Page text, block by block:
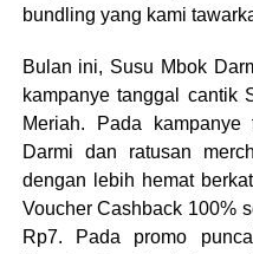
bundling yang kami
Bulan ini, Susu Mbok
kampanye tanggal cantik
Meriah. Pada
Darmi dan ratusan
dengan lebih hemat
Voucher Cashback 100%
Rp7. Pada promo